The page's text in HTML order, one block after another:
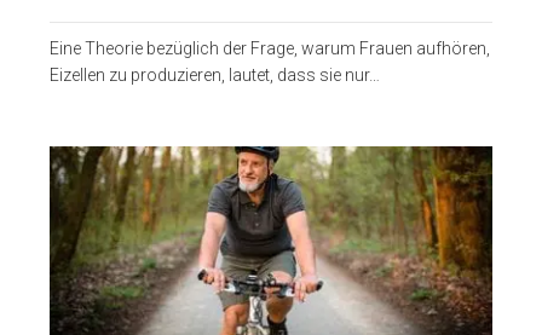
Eine Theorie bezüglich der Frage, warum Frauen aufhören,
Eizellen zu produzieren, lautet, dass sie nur…